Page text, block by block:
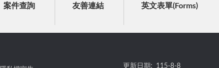
案件查詢 友善連結 英文表單(Forms)
更新日期: 115-8-8